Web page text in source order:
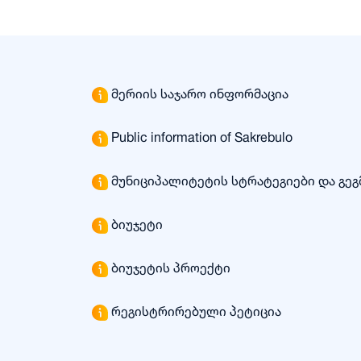
მერიის საჯარო ინფორმაცია
Public information of Sakrebulo
მუნიციპალიტეტის სტრატეგიები და
ბიუჯეტი
ბიუჯეტის პროექტი
რეგისტრირებული პეტიცია